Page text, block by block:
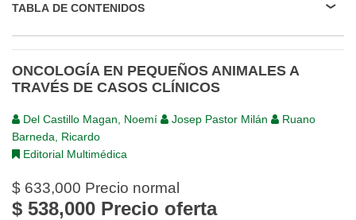
TABLA DE CONTENIDOS
ONCOLOGÍA EN PEQUEÑOS ANIMALES A
TRAVÉS DE CASOS CLÍNICOS
Del Castillo Magan, Noemí Josep Pastor Milán
Ruano
Barneda, Ricardo
Editorial Multimédica
$ 633,000 Precio normal
$ 538,000 Precio oferta